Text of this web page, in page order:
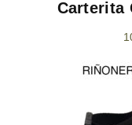
Carterita